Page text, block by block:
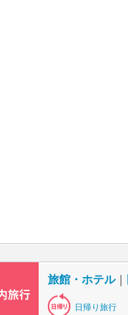
旅館・ホテル｜
日帰り旅行